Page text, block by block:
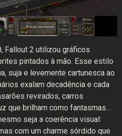
Fallout 2 utilizou gráficos
pintados à mão. Esse estilo
suja e levemente cartunesca ao
exalam decadência e cada
revirados, carros
que brilham como fantasmas…
seja a coerência visual:
com um charme sórdido que